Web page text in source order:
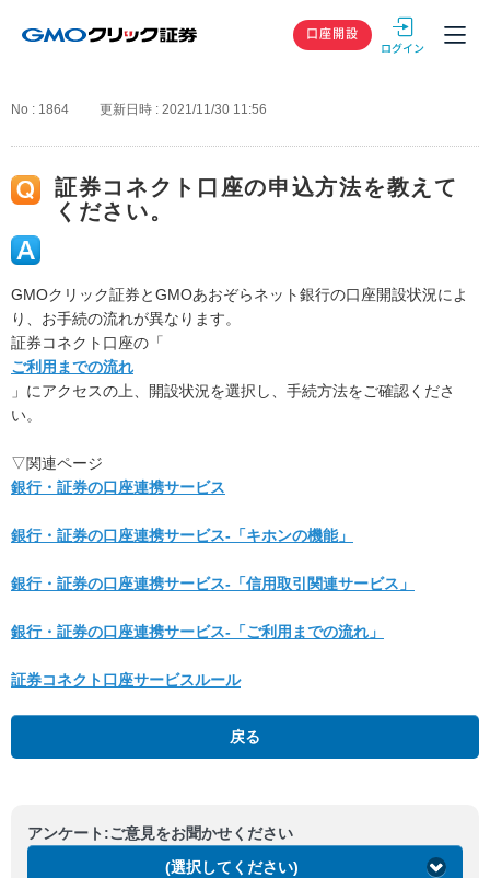
GMOクリック
口座開設
No : 1864 更新日時 : 2021/11/30 11:56
証券コネクト口座の申込方法を教えて
ください。
GMOクリック証券とGMOあおぞらネット銀行の口座開設状況によ
り、お手続の流れが異なります。
証券コネクト口座の「
ご利用までの流れ
」にアクセスの上、開設状況を選択し、手続方法をご確認くださ
い。
▽関連ページ
銀行・証券の口座連携サービス
銀行・証券の口座連携サービス‐「キホンの機能」
銀行・証券の口座連携サービス‐「信用取引関連サービス」
銀行・証券の口座連携サービス‐「ご利用までの流れ」
証券コネクト口座サービスルール
戻る
アンケート:ご意見をお聞かせください
(選択してください)